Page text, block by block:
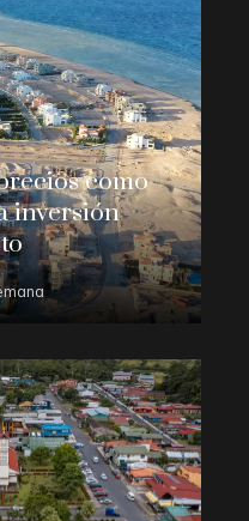
como
inversión